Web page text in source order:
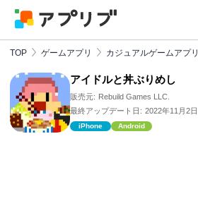
TOP ゲームアプリ カジュアルゲームアプリ
アイドルと丼ぶりめし
販売元: Rebuild Games LLC.
最終アップデート日: 2022年11月2日
iPhone Android